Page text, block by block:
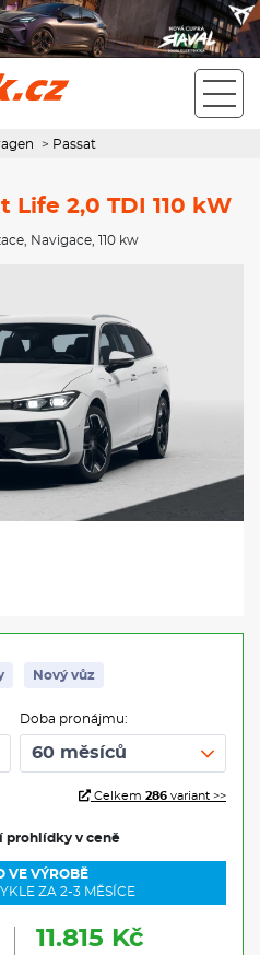
110 kW
> Passat
Life 2,0 TDI 110 kW
Navigace , 110 kw
Nový vůz
Doba pronájmu:
Celkem 286 variant >>
prohlídky v ceně
VE VÝROBĚ
ZA 2-3 MĚSÍCE
11.815 Kč